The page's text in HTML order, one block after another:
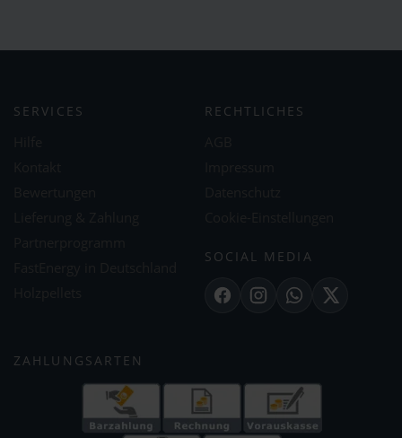
SERVICES RECHTLICHES
SOCIAL MEDIA
FacebookInstagramWhatsApp
X
ZAHLUNGSARTEN